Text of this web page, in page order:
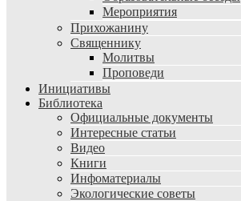
Мероприятия
Прихожанину
Священнику
Молитвы
Проповеди
Инициативы
Библиотека
Официальные документы
Интересные статьи
Видео
Книги
Инфоматериалы
Экологические советы